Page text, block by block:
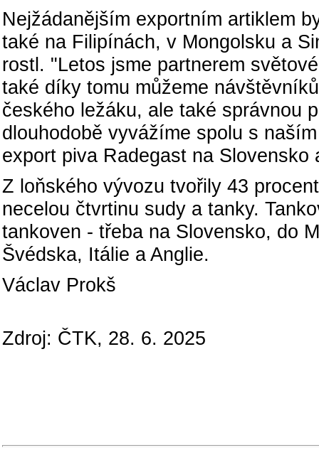
Nejžádanějším exportním artiklem
také na Filipínách, v Mongolsku a
rostl. "Letos jsme partnerem
také díky tomu můžeme
českého ležáku, ale také správnou
dlouhodobě vyvážíme spolu s
export piva Radegast na
Z loňského vývozu tvořily 43
necelou čtvrtinu sudy a tanky.
tankoven - třeba na Slovensko, do
Švédska, Itálie a Anglie.
Václav Prokš
Zdroj: ČTK, 28. 6. 2025